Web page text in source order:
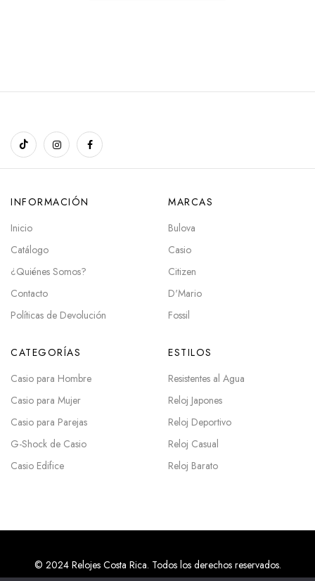
INFORMACIÓN
Inicio
Catálogo
¿Quiénes Somos?
Contacto
Políticas de Devolución
MARCAS
Bulova
Casio
Citizen
D'Mario
Fossil
CATEGORÍAS
Casio para Hombre
Casio para Mujer
Casio para Parejas
G-Shock de Casio
Casio Edifice
ESTILOS
Resistentes al Agua
Reloj Japones
Reloj Deportivo
Reloj Casual
Reloj Barato
© 2024 Relojes Costa Rica. Todos los derechos reservados.